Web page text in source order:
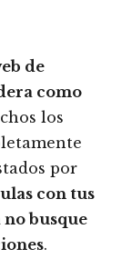
de
como
los
por
con tus
no busque
.